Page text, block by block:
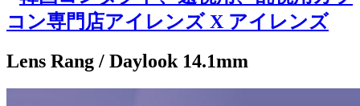
Lens Rang / Daylook 14.1mm